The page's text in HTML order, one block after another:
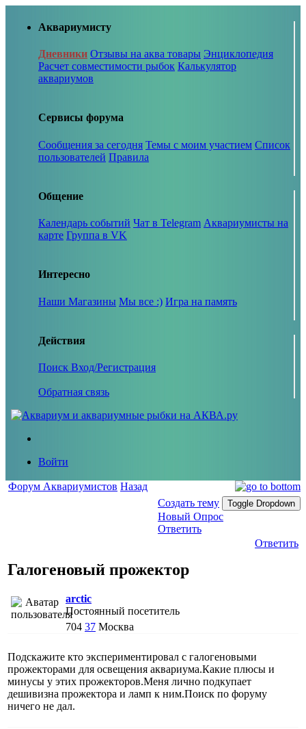
Аквариумисту
Дневники Отзывы на аква товары Энциклопедия
Расчет совместимости рыбок Калькулятор
аквариумов
Сервисы форума
Сообщения за сегодня Темы с моим участием Список
пользователей Правила
Общение
Календарь событий Чат в Telegram Аквариумисты на
карте Группа в VK
Интересно
Наши Магазины Мы все :) Игра на память
Действия
Поиск Вход/Регистрация
Обратная связь
Войти
Форум Аквариумистов Назад
Создать тему
Toggle Dropdown
Новый Опрос
Ответить
Ответить
Галогеновый прожектор
arctic
Постоянный посетитель
704 37 Москва
Подскажите кто экспериментировал с галогеновыми
прожекторами для освещения аквариума.Какие плюсы и
минусы у этих прожекторов.Меня лично подкупает
дешивизна прожектора и ламп к ним.Поиск по форуму
ничего не дал.